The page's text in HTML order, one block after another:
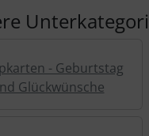
- Geburtstag
Glückwünsche